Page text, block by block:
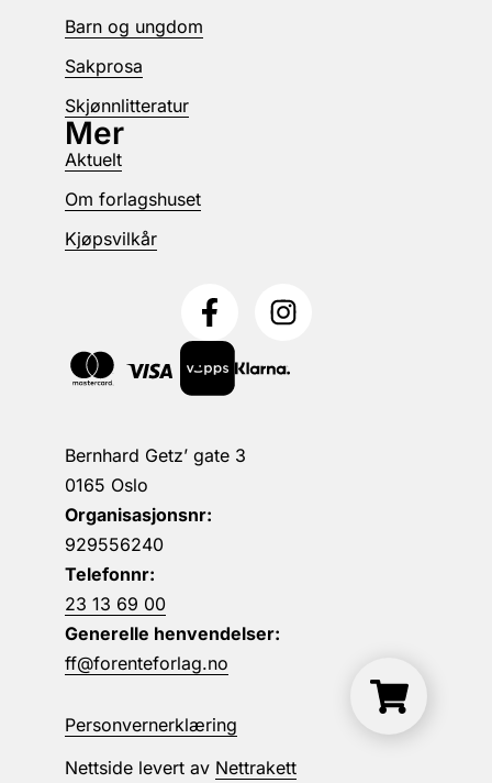
Bernhard Getz’ gate 3
0165 Oslo
Organisasjonsnr:
929556240
Telefonnr:
23 13 69 00
Generelle henvendelser:
ff@forenteforlag.no
Personvernerklæring
Nettside levert av Nettrakett
Barn og ungdom
Sakprosa
Skjønnlitteratur
Mer
Aktuelt
Om forlagshuset
Kjøpsvilkår